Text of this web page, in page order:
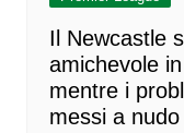
Il Newcastle
amichevole
mentre i
messi a nudo